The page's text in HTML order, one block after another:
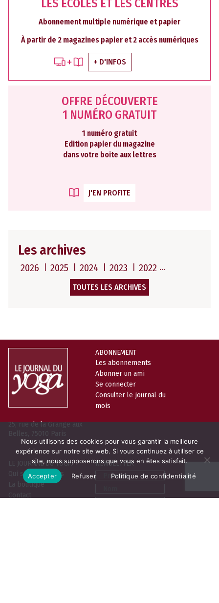
LES ÉCOLES ET LES CENTRES
Abonnement multiple numérique et papier
À partir de 2 magazines papier et 2 accès numériques
+ D'INFOS
OFFRE DÉCOUVERTE
1 NUMÉRO GRATUIT
1 numéro gratuit
Edition papier du magazine
dans votre boite aux lettres
J'EN PROFITE
Les archives
2026 2025 2024 2023 2022
TOUTES LES ARCHIVES
25, rue de la Grange aux
Belles, 75010 Paris
ABONNEMENT
Les abonnements
Abonner un ami
Se connecter
Consulter le journal du
mois
LE JOURNAL DU YOGA
Qui sommes-nous
La boutique
Contact
NEWSLETTER
Prénom
Nom
Email
Nous utilisons des cookies pour vous garantir la meilleure
expérience sur notre site web. Si vous continuez à utiliser ce
site, nous supposerons que vous en êtes satisfait.
Accepter
Refuser Politique de confidentialité